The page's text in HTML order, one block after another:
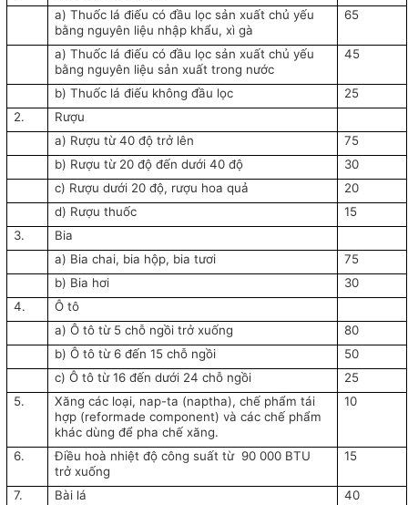
a) Thuốc lá điếu có đầu lọc sản xuất chủ yếu
bằng nguyên liệu nhập khẩu, xì gà
65
a) Thuốc lá điếu có đầu lọc sản xuất chủ yếu
bằng nguyên liệu sản xuất trong nước
45
b) Thuốc lá điếu không đầu lọc
25
2.
Rượu
a) Rượu từ 40 độ trở lên
75
b) Rượu từ 20 độ đến dưới 40 độ
30
c) Rượu dưới 20 độ, rượu hoa quả
20
d) Rượu thuốc
15
3.
Bia
a) Bia chai, bia hộp, bia tươi
75
b) Bia hơi
30
4.
Ô tô
a) Ô tô từ 5 chỗ ngồi trở xuống
80
b) Ô tô từ 6 đến 15 chỗ ngồi
50
c) Ô tô từ 16 đến dưới 24 chỗ ngồi
25
5.
Xăng các loại, nap-ta (naptha), chế phẩm tái
hợp (reformade component) và các chế phẩm
khác dùng để pha chế xăng.
10
6.
Điều hoà nhiệt độ công suất từ 90 000 BTU
trở xuống
15
7. Bài lá
40